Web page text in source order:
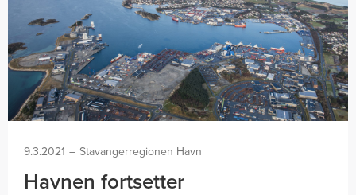
9.3.2021 – Stavangerregionen Havn
Havnen fortsetter